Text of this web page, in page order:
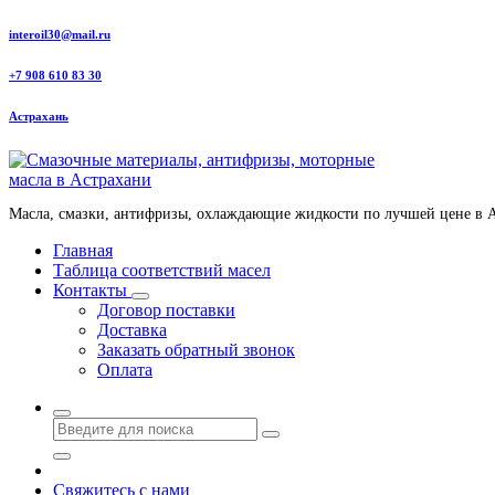
Перейти
содержанию
interoil30@mail.ru
+7 908 610 83 30
Астрахань
Масла, смазки, антифризы, охлаждающие жидкости по лучшей цене в
Главная
Таблица соответствий масел
Контакты
Договор поставки
Доставка
Заказать обратный звонок
Оплата
Свяжитесь с нами